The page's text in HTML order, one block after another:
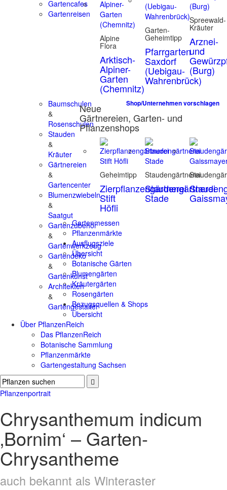
Gartencafes
Gartenreisen
Alpine
Flora
Arktisch-
Alpiner-
Garten
(Chemnitz)
Garten-
Geheimtipp
Pfarrgarten
Saxdorf
(Uebigau-
Wahrenbrück)
Spreewald-
Kräuter
Arznei-
und
(Burg)
Baumschulen
&
Rosenschulen
Stauden
&
Kräuter
Gärtnereien
&
Gartencenter
Blumenzwiebeln
&
Saatgut
Gartenzubehör
&
Gartenwerkzeug
Gartendeko
&
Gartenkunst
Architekten
&
Gartengestalter
Shop/Unternehmen vorschlagen
Neue
Gärtnereien, Garten- und
Pflanzenshops
Geheimtipp
Zierpflanzengärtnerei
Stift
Höfli
Staudengärtnerei
Staudengärtnerei
Stade
Gartenmessen
Pflanzenmärkte
Ausflugsziele
Übersicht
Botanische Gärten
Blumengärten
Kräutergärten
Rosengärten
Bezugsquellen & Shops
Übersicht
Über PflanzenReich
Das PflanzenReich
Botanische Sammlung
Pflanzenmärkte
Gartengestaltung Sachsen
Pflanzenportrait
Chrysanthemum indicum
‚Bornim‘ – Garten-
Chrysantheme
auch bekannt als Winteraster